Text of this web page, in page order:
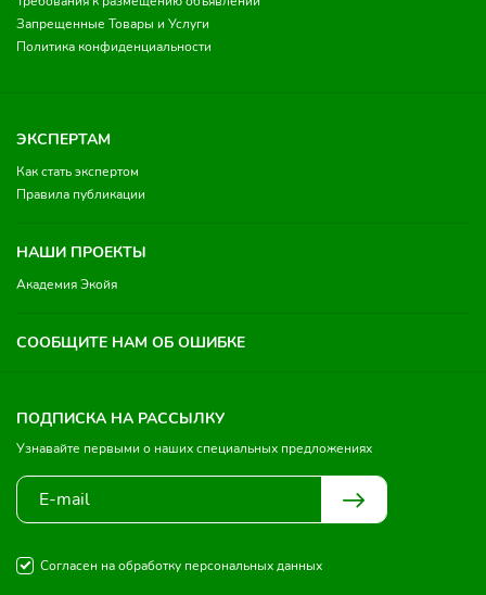
Запрещенные Товары и Услуги
Политика конфиденциальности
ЭКСПЕРТАМ
Как стать экспертом
Правила публикации
НАШИ ПРОЕКТЫ
Академия Экойя
СООБЩИТЕ НАМ ОБ ОШИБКЕ
ПОДПИСКА НА РАССЫЛКУ
Узнавайте первыми о наших специальных предложениях
Согласен на обработку персональных данных